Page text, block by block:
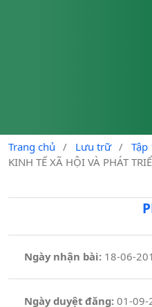
Trang chủ / Lưu trữ / Tập
KINH TẾ XÃ HỘI VÀ PHÁT
Ngày nhận bài: 18-06-
Ngày duyệt đăng:01-09-